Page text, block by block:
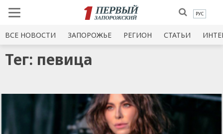
РУС
ВСЕ НОВОСТИ ЗАПОРОЖЬЕ РЕГИОН СТАТЬИ
Тег: певица